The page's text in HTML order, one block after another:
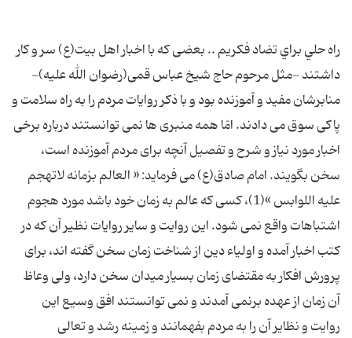
راه حلي براي تضاد فکريم .. بعضى که با اخبار اهل بيت(ع) سر و کار
داشتند -مثل مرحوم حاج شيخ عباس قمى(رضوان الله عليه)-
منابرشان مفيد و آموزنده بود و با ذکر روايات مردم را به راه سلامت و
پاکى سوق مى دادند. امّا همه منبرى ها نمى توانستند درباره برخى
اخبار مورد نياز و شرح و تفصيل آنچه براى مردم آموزنده است،
سخن بگويند. امام صادق(ع) مى فرمايد: « العالم بزمانه لاتهجم
عليه اللوابس »(1)، کسى که عالم به زمان خود باشد مورد هجوم
اشتباهات واقع نمى شود. اين روايت و ساير روايات نظير آن که در
کتب اخبار آمده و اولياء دين از شناخت زمان سخن گفته اند، براى
پرورش افکار به مقتضاى زمان بسيار ميدان سخن دارد، ولى وعاظ
آن زمان از عهده برنمى آمدند و نمى توانستند افق وسيع اين
روايت و نظاير آن را به مردم بفهمانند و زمينه رشد و تعالى